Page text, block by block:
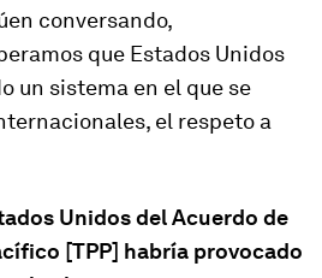
conversando,
que Estados Unidos
un sistema en el que se
el respeto a
Unidos del Acuerdo de
[TPP] habría provocado